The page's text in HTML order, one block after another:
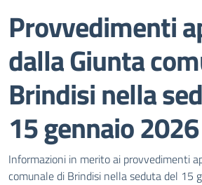
Provvedimenti
dalla Giunta
Brindisi nella
15 gennaio 2026
Dettagli della
Informazioni in merito ai provvedimenti
comunale di Brindisi nella seduta del 15